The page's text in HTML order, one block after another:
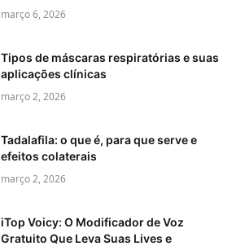
março 6, 2026
Tipos de máscaras respiratórias e suas
aplicações clínicas
março 2, 2026
Tadalafila: o que é, para que serve e
efeitos colaterais
março 2, 2026
iTop Voicy: O Modificador de Voz
Gratuito Que Leva Suas Lives e